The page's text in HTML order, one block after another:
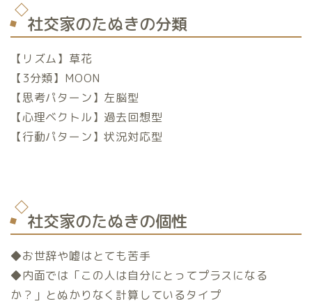
社交家のたぬきの分類
【リズム】草花
【3分類】MOON
【思考パターン】左脳型
【心理ベクトル】過去回想型
【行動パターン】状況対応型
社交家のたぬきの個性
◆お世辞や嘘はとても苦手
◆内面では「この人は自分にとってプラスになる
か？」とぬかりなく計算しているタイプ